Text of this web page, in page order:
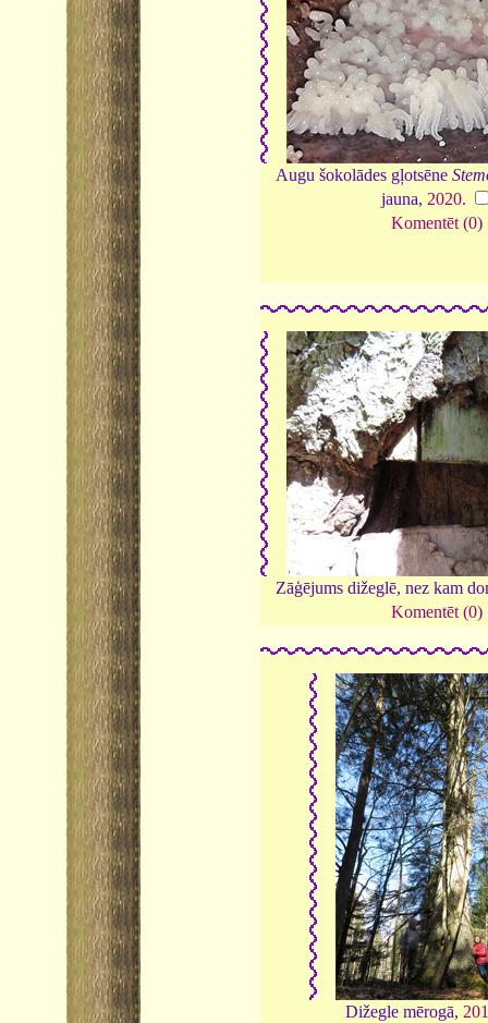
Augu šokolādes gļotsēne
jauna, 2020.
Komentēt (0)
Zāģējums dižeglē, nez kam
Komentēt (0)
Dižegle mērogā,